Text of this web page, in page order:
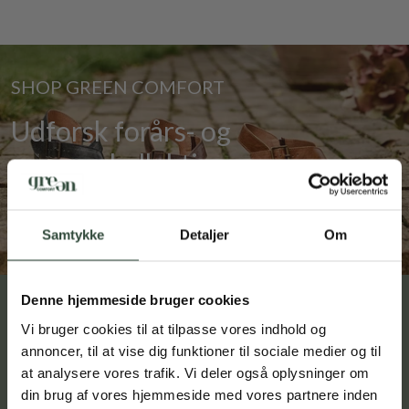
Samtykke Detaljer Om
Denne hjemmeside bruger cookies
Vi bruger cookies til at tilpasse vores indhold og
annoncer, til at vise dig funktioner til sociale medier og til
at analysere vores trafik. Vi deler også oplysninger om
din brug af vores hjemmeside med vores partnere inden
Pleje og vedligeholdelse
For at forlænge levetiden og bevare dine sneakers udseende
anbefaler vi at benytte de plejeprodukter, der er linket her på
produktsiden. Disse produkter er nøje udvalgt til at passe til
materialerne og sikre optimal beskyttelse og vedligeholdelse.
SHOP GREEN COMFORT
Udforsk forårs- og
sommerkollektionen
din første ordre!
Tilmeld dig vores kundeklub og få 10 %
rabat på dit første køb samt eksklusive
tilbud og nyheder. Rabatten sendes til din
indbakke efter tilmelding.